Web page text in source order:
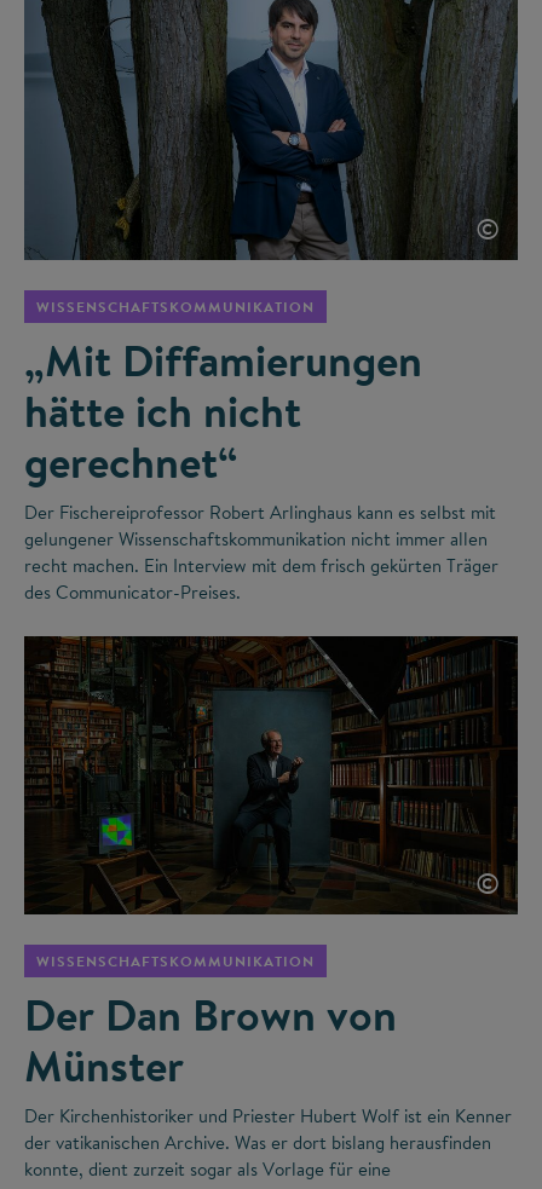
©
WISSENSCHAFTSKOMMUNIKATION
„Mit Diffamierungen
hätte ich nicht
gerechnet“
Der Fischereiprofessor Robert Arlinghaus kann es selbst mit
gelungener Wissenschaftskommunikation nicht immer allen
recht machen. Ein Interview mit dem frisch gekürten Träger
des Communicator-Preises.
©
WISSENSCHAFTSKOMMUNIKATION
Der Dan Brown von
Münster
Der Kirchenhistoriker und Priester Hubert Wolf ist ein Kenner
der vatikanischen Archive. Was er dort bislang herausfinden
konnte, dient zurzeit sogar als Vorlage für eine